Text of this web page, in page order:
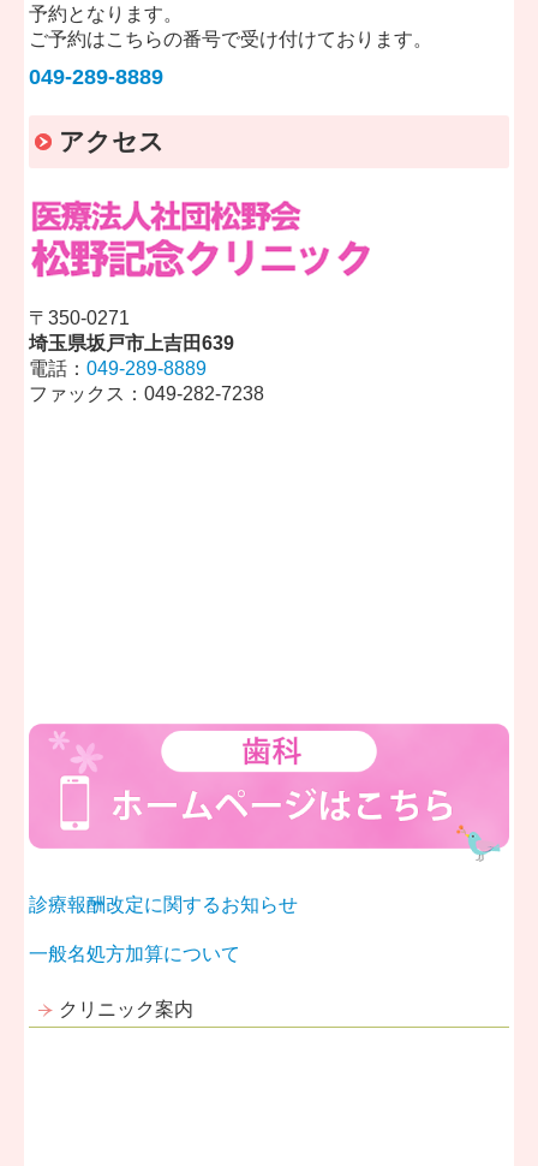
診療報酬改定に関するお知らせ
一般名処方加算について
クリニック案内
予約となります。
ご予約はこちらの番号で受け付けております。
049-289-8889
アクセス
〒350-0271
埼玉県坂戸市上吉田639
電話：049-289-8889
ファックス：049-282-7238